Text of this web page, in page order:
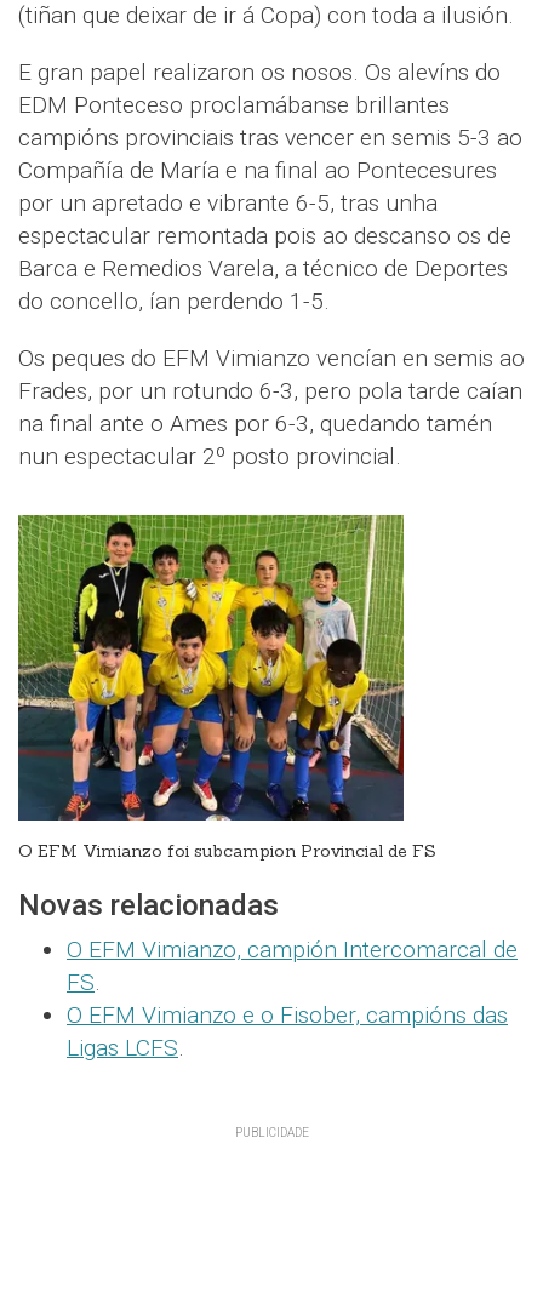
(tiñan que deixar de ir á Copa) con toda a ilusión.
E gran papel realizaron os nosos. Os alevíns do
EDM Ponteceso proclamábanse brillantes
campións provinciais tras vencer en semis 5-3 ao
Compañía de María e na final ao Pontecesures
por un apretado e vibrante 6-5, tras unha
espectacular remontada pois ao descanso os de
Barca e Remedios Varela, a técnico de Deportes
do concello, ían perdendo 1-5.
Os peques do EFM Vimianzo vencían en semis ao
Frades, por un rotundo 6-3, pero pola tarde caían
na final ante o Ames por 6-3, quedando tamén
nun espectacular 2º posto provincial.
O EFM Vimianzo foi subcampion Provincial de FS
Novas relacionadas
O EFM Vimianzo, campión Intercomarcal de
FS.
O EFM Vimianzo e o Fisober, campións das
Ligas LCFS.